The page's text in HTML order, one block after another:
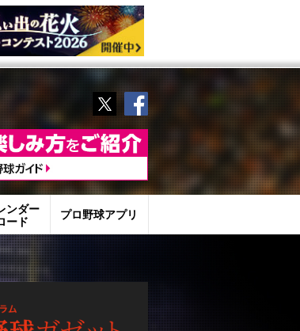
TwitterFacebook
ンダー
ード
プロ野球アプリ